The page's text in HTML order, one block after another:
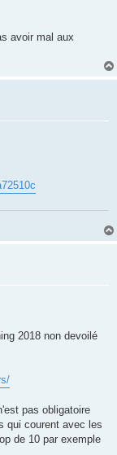
avoir mal aux
2018 non devoilé
pas obligatoire
qui courent avec les
de 10 par exemple